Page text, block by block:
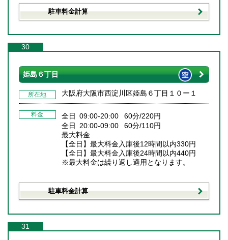
駐車料金計算
30
姫島６丁目
所在地 大阪府大阪市西淀川区姫島６丁目１０ー１
料金
全日 09:00-20:00 60分/220円
全日 20:00-09:00 60分/110円
最大料金
【全日】最大料金入庫後12時間以内330円
【全日】最大料金入庫後24時間以内440円
※最大料金は繰り返し適用となります。
駐車料金計算
31